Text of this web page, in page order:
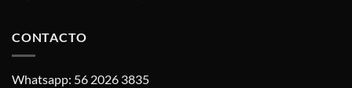
CONTACTO
Whatsapp: 56 2026 3835